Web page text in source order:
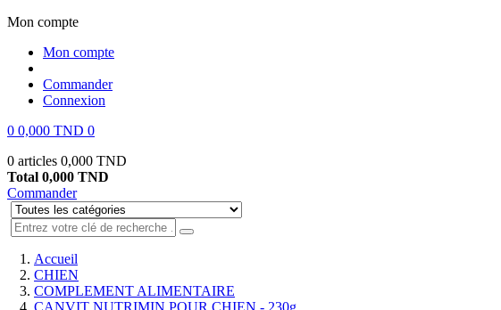
Mon compte
Mon compte
Commander
Connexion
0 0,000 TND 0
0 articles 0,000 TND
Total 0,000 TND
Commander
Accueil
CHIEN
COMPLEMENT ALIMENTAIRE
CANVIT NUTRIMIN POUR CHIEN - 230g